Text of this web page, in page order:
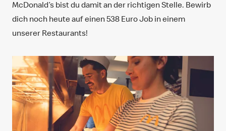
McDonald’s bist du damit an der richtigen Stelle. Bewirb
dich noch heute auf einen 538 Euro Job in einem
unserer Restaurants!